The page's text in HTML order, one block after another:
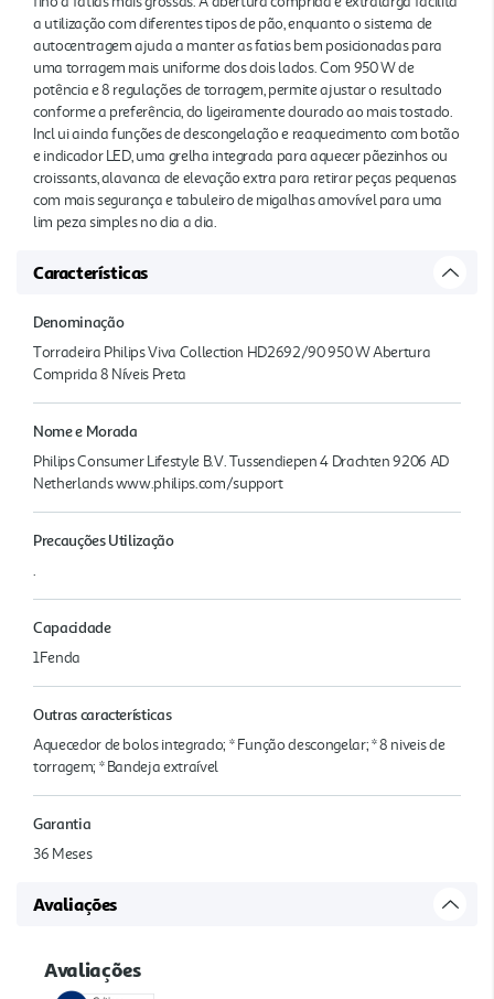
a utilização com diferentes tipos de pão, enquanto o sistema de
autocentragem ajuda a manter as fatias bem posicionadas para
uma torragem mais uniforme dos dois lados. Com 950 W de
potência e 8 regulações de torragem, permite ajustar o resultado
conforme a preferência, do ligeiramente dourado ao mais tostado.
Incl ui ainda funções de descongelação e reaquecimento com botão
e indicador LED, uma grelha integrada para aquecer pãezinhos ou
croissants, alavanca de elevação extra para retirar peças pequenas
com mais segurança e tabuleiro de migalhas amovível para uma
lim peza simples no dia a dia.
Características
Denominação
Torradeira Philips Viva Collection HD2692/90 950 W Abertura
Comprida 8 Níveis Preta
Nome e Morada
Philips Consumer Lifestyle B.V. Tussendiepen 4 Drachten 9206 AD
Netherlands www.philips.com/support
Precauções Utilização
.
Capacidade
1Fenda
Outras características
Aquecedor de bolos integrado; * Função descongelar; * 8 niveis de
torragem; * Bandeja extraível
Garantia
36 Meses
Avaliações